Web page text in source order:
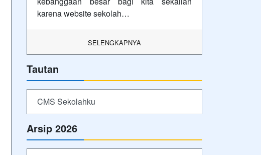
karena website sekolah…
SELENGKAPNYA
Tautan
CMS Sekolahku
Arsip 2026